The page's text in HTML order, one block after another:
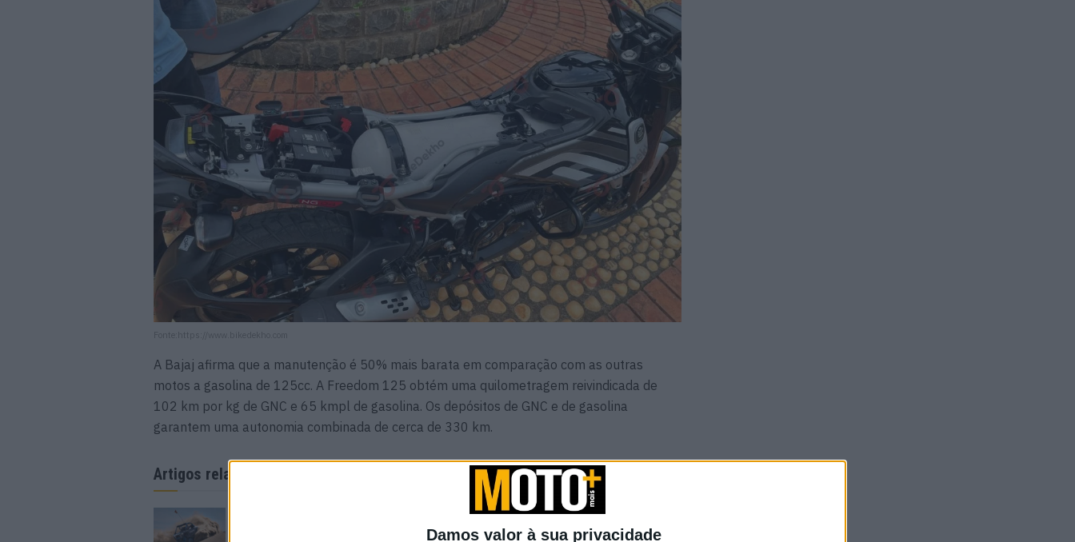
Damos valor à sua privacidade
Fonte:https://www.bikedekho.com
A Bajaj afirma que a manutenção é 50% mais barata em comparação com as outras
motos a gasolina de 125cc. A Freedom 125 obtém uma quilometragem reivindicada de
102 km por kg de GNC e 65 kmpl de gasolina. Os depósitos de GNC e de gasolina
garantem uma autonomia combinada de cerca de 330 km.
Artigos relacionados
Amazigh Raid 2027 – a
experiência definitiva em